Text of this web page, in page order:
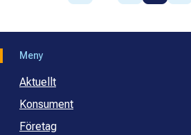
Meny
Aktuellt
Konsument
Företag